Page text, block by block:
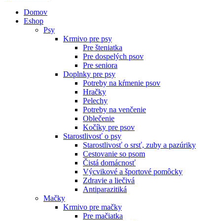
Domov
Eshop
Psy
Krmivo pre psy
Pre šteniatka
Pre dospelých psov
Pre seniora
Doplnky pre psy
Potreby na kŕmenie psov
Hračky
Pelechy
Potreby na venčenie
Oblečenie
Kočíky pre psov
Starostlivosť o psy
Starostlivosť o srsť, zuby a pazúriky
Cestovanie so psom
Čistá domácnosť
Výcvikové a športové pomôcky
Zdravie a liečivá
Antiparazitiká
Mačky
Krmivo pre mačky
Pre mačiatka